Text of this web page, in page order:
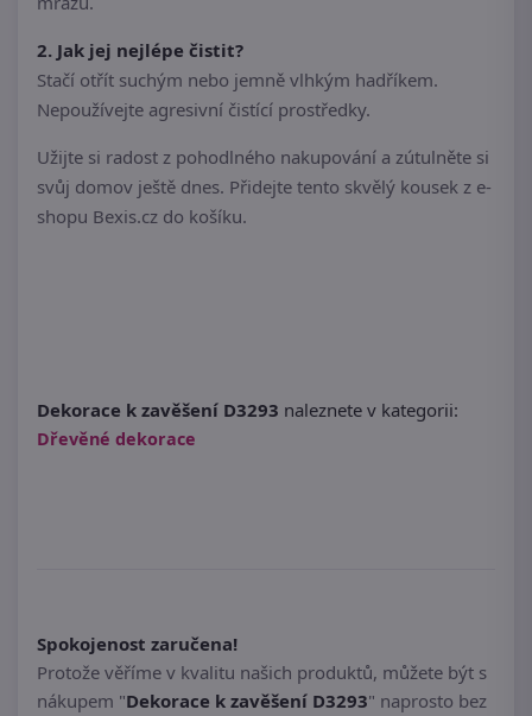
2. Jak jej nejlépe čistit?
Stačí otřít suchým nebo jemně vlhkým hadříkem.
Nepoužívejte agresivní čistící prostředky.
Užijte si radost z pohodlného nakupování a zútulněte si
svůj domov ještě dnes. Přidejte tento skvělý kousek z e-
shopu Bexis.cz do košíku.
Dekorace k zavěšení D3293 naleznete v kategorii:
Dřevěné dekorace
Spokojenost zaručena!
Protože věříme v kvalitu našich produktů, můžete být s
nákupem "Dekorace k zavěšení D3293" naprosto bez